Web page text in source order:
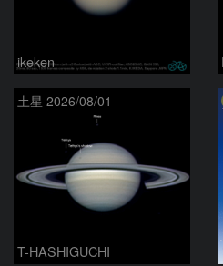
ikeken
土星 2026/08/01
T-HASHIGUCHI